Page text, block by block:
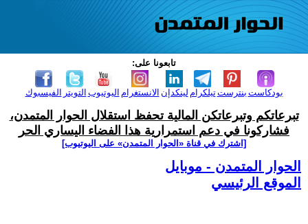
تابعونا على:
الفيسبوك التويتر اليوتيوب الانستغرام لينكدإن تيلكرامبنترست بودكاست
تبرعاتكم وتبرعاتكن المالية تحفظ استقلال الحوار المتمدن،
فشاركونا في دعم استمرارية هذا الفضاء اليساري الحر
[اشترك في قناة ‫«الحوار المتمدن» على اليوتيوب]
الحوار المتمدن - موبايل
الموقع الرئيسي